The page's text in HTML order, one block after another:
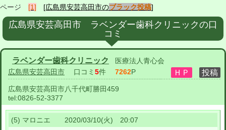
ページ [1] [広島県安芸高田市のブラック投稿]
広島県安芸高田市 ラベンダー歯科クリニックの口
コミ
ラベンダー歯科クリニック
医療法人青心会
広島県安芸高田市 口コミ 5件 7262P
広島県安芸高田市八千代町勝田459
tel:0826-52-3377
(5) マロニエ 2020/03/10(火) 20:07